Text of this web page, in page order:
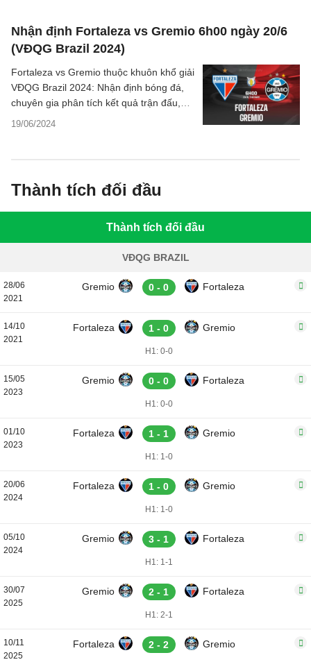
Nhận định Fortaleza vs Gremio 6h00 ngày 20/6
(VĐQG Brazil 2024)
19/06/2024
Fortaleza vs Gremio thuộc khuôn khổ giải
VĐQG Brazil 2024: Nhận định bóng đá,
chuyên gia phân tích kết quả trận đấu,
thông tin dự đoán tỷ số chi tiết.
Thành tích đối đầu
Thành tích đối đầu
VĐQG BRAZIL
28/06
2021
Gremio 0 - 0 Fortaleza
14/10
2021
Fortaleza 1 - 0 Gremio
H1: 0-0
15/05
2023
Gremio 0 - 0 Fortaleza
H1: 0-0
01/10
2023
Fortaleza 1 - 1 Gremio
H1: 1-0
20/06
2024
Fortaleza 1 - 0 Gremio
H1: 1-0
05/10
2024
Gremio 3 - 1 Fortaleza
H1: 1-1
30/07
2025
Gremio 2 - 1 Fortaleza
H1: 2-1
10/11
2025
Fortaleza 2 - 2 Gremio